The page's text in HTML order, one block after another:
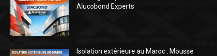
Alucobond Experts
Isolation extérieure au Maroc : Mousse